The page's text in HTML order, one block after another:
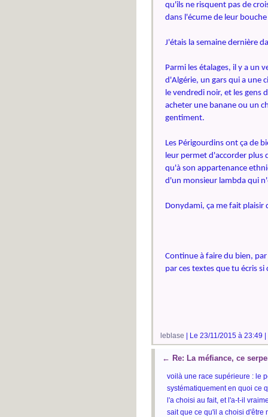
qu'ils ne risquent pas de
dans l'écume de leur
J'étais la semaine dernière
Parmi les étalages, il y a un
d'Algérie, un gars qui a une
le vendredi noir, et les
acheter une banane ou un
gentiment.
Les Périgourdins ont ça de
leur permet d'accorder
qu'à son appartenance
d'un monsieur lambda qui
Donydami, ça me fait plaisir
Continue à faire du bien,
par ces textes que tu écris si
leblase | Le 23/11/2015 à 23:49 |
← Re: La méfiance, ce
voilà une race supérieure : le
systématiquement en quoi ce
l'a choisi au fait, et l'a-t-il
sait que ce qu'il a choisi d'être